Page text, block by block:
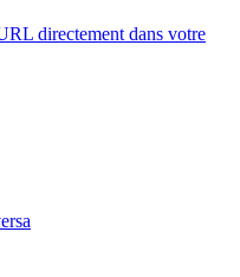
directement dans votre